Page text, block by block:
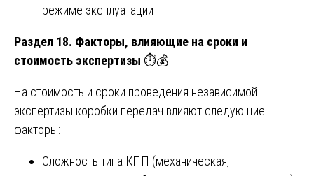
режиме эксплуатации
Раздел 18. Факторы, влияющие на сроки и
стоимость экспертизы ⏱️💰
На стоимость и сроки проведения независимой
экспертизы коробки передач влияют следующие
факторы:
Сложность типа КПП (механическая,